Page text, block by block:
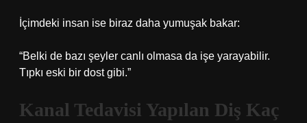
İçimdeki insan ise biraz daha yumuşak bakar:
“Belki de bazı şeyler canlı olmasa da işe yarayabilir.
Tıpkı eski bir dost gibi.”
Kanal Tedavisi Yapılan Diş Kaç